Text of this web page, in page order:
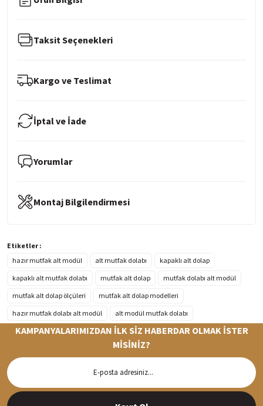
Taksit Seçenekleri
Kargo ve Teslimat
İptal ve İade
Yorumlar
Montaj Bilgilendirmesi
Etiketler :
hazır mutfak alt modül
alt mutfak dolabı
kapaklı alt dolap
kapaklı alt mutfak dolabı
mutfak alt dolap
mutfak dolabı alt modül
mutfak alt dolap ölçüleri
mutfak alt dolap modelleri
hazır mutfak dolabı alt modül
alt modül mutfak dolabı
Siparişleriniz en kısa sürede hazırlanarak kargoya verilir
KAMPANYALARIMIZDAN İLK SİZ HABERDAR OLMAK İSTER
MİSİNİZ?